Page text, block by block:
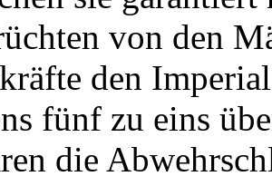
von den
den
fünf zu eins
die